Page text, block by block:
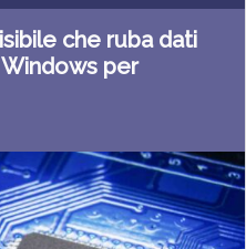
che ruba dati
per